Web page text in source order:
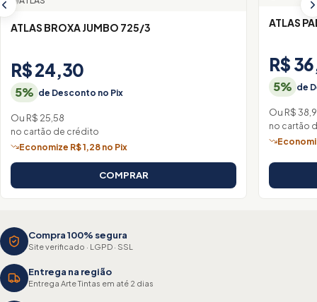
ATLAS BROXA JUMBO 725/3
R$ 24,30
5% de Desconto no Pix
Ou R$ 25,58
no cartão de crédito
Economize R$ 1,28 no Pix
COMPRAR
ATLAS
R$
5% de
Ou R$
no cartão
Compra 100% segura
Site verificado · LGPD · SSL
Entrega na região
Entrega Arte Tintas em até 2 dias